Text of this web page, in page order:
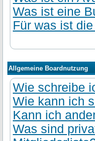
Was ist eine
Für was ist
Allgemeine Boardnutzung
Wie schreibe
Wie kann ich
Kann ich
Was sind